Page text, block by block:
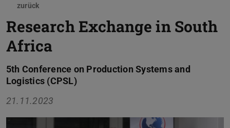
zurück
Research Exchange in South
Africa
5th Conference on Production Systems and
Logistics (CPSL)
21.11.2023